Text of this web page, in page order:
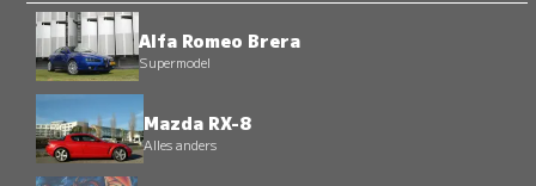
Alfa Romeo Brera
Supermodel
Mazda RX-8
Alles anders